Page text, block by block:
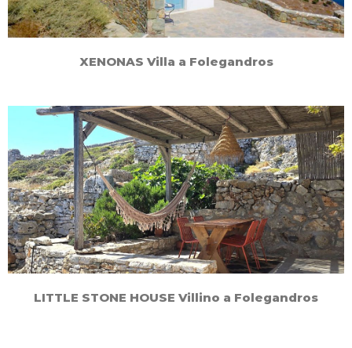
XENONAS Villa a Folegandros
LITTLE STONE HOUSE Villino a Folegandros